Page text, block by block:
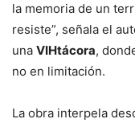
la memoria de un
resiste”, señala el
una VIHtácora,
no en limitación.
La obra interpela